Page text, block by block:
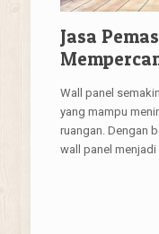
Jasa
Wall panel
yang mampu
ruangan. Dengan
wall panel